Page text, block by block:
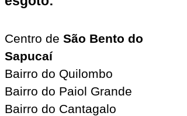
Centro de São Bento do
Sapucaí
Bairro do Quilombo
Bairro do Paiol Grande
Bairro do Cantagalo